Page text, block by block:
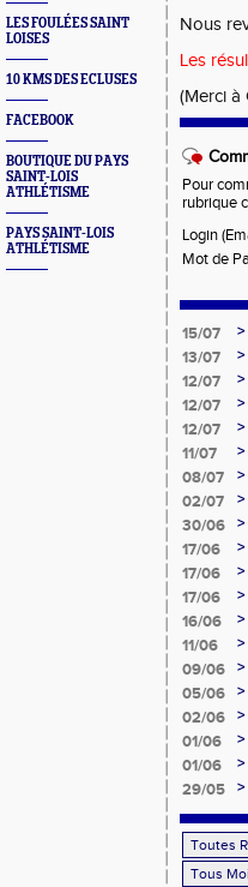
LES FOULÉES SAINT
LOISES
10 KMS DES ECLUSES
FACEBOOK
BOUTIQUE DU PAYS
SAINT-LOIS
ATHLÉTISME
PAYS SAINT-LOIS
ATHLÉTISME
Nous
Les
(Merci à
Pour
rubrique
Login
Mot de
15/07 >
13/07
>
12/07
>
12/07
>
12/07 >
11/07
>
08/07 >
02/07
>
30/06
>
17/06
>
17/06
>
17/06
>
16/06
>
11/06
>
09/06
>
05/06
>
02/06
>
01/06
>
01/06
>
29/05
>